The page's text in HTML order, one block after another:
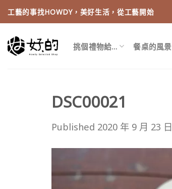
Skip
to
content
工藝的事找HOWDY，美好生活，從工藝開始
挑個禮物給… 餐桌的風景
DSC00021
Published 2020 年 9 月 23 日